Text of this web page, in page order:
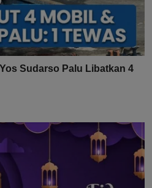
Sudarso Palu Libatkan 4